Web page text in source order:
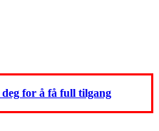
for å få full tilgang